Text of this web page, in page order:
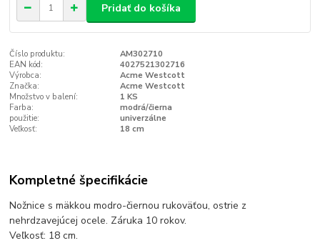
Pridať do košíka
Číslo produktu:
AM302710
EAN kód:
4027521302716
Výrobca:
Acme Westcott
Značka:
Acme Westcott
Množstvo v balení:
1 KS
Farba:
modrá/čierna
použitie:
univerzálne
Veľkosť:
18 cm
Kompletné špecifikácie
Nožnice s mäkkou modro-čiernou rukoväťou, ostrie z
nehrdzavejúcej ocele. Záruka 10 rokov.
Veľkosť: 18 cm.